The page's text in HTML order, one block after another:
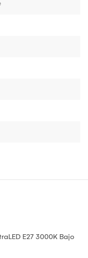
E27 3000K Bajo